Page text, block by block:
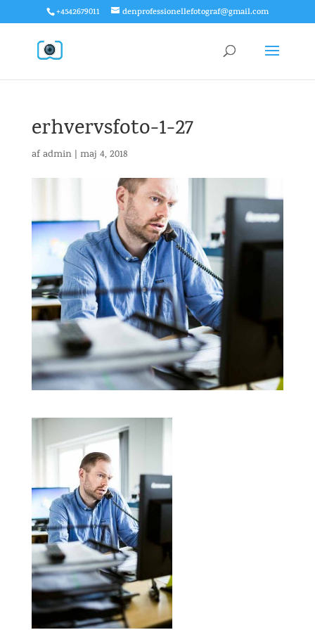
+4542679011 denprofessionellefotograf@gmail.com
erhvervsfoto-1-27
afadmin| maj 4, 2018